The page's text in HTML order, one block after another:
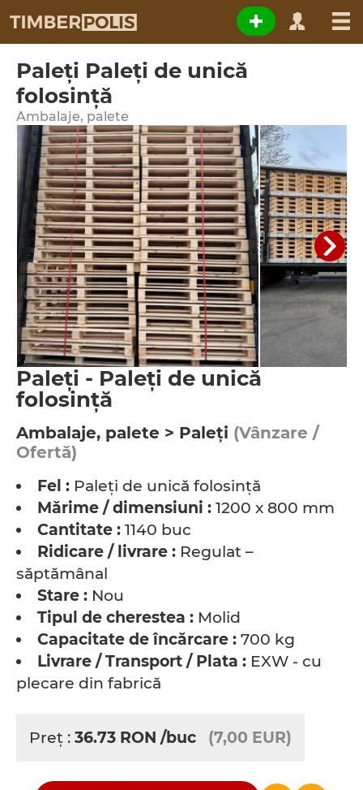
Paleţi Paleţi de unică
folosinţă
Ambalaje, palete
Paleţi - Paleţi de unică
folosinţă
Ambalaje, palete > Paleţi (Vânzare /
Ofertă)
Fel : Paleţi de unică folosinţă
Mărime / dimensiuni : 1200 x 800 mm
Cantitate : 1140 buc
Ridicare / livrare : Regulat –
săptămânal
Stare : Nou
Tipul de cherestea : Molid
Capacitate de încărcare : 700 kg
Livrare / Transport / Plata : EXW - cu
plecare din fabrică
Preţ : 36.73 RON /buc (7,00 EUR)